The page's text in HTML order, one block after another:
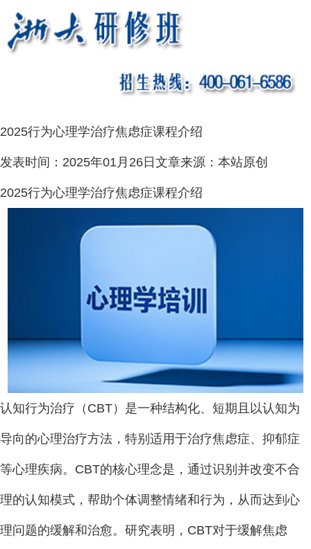
2025行为心理学治疗焦虑症课程介绍
发表时间： 2025年01月26日 文章来源： 本站原创
2025行为心理学治疗焦虑症课程介绍
认知行为治疗（CBT）是一种结构化、短期且以认知为
导向的心理治疗方法，特别适用于治疗焦虑症、抑郁症
等心理疾病。CBT的核心理念是，通过识别并改变不合
理的认知模式，帮助个体调整情绪和行为，从而达到心
理问题的缓解和治愈。研究表明，CBT对于缓解焦虑